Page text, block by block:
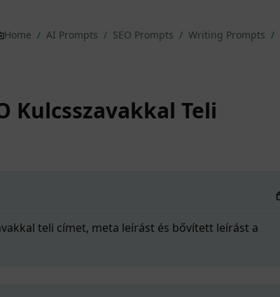
Home / AI Prompts / SEO Prompts / Writing Prompts /
Kulcsszavakkal Teli
teli címet, meta leírást és bővített leírást a